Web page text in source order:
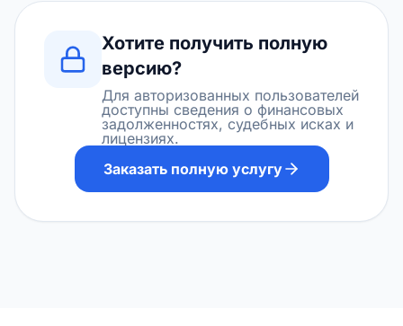
Хотите получить полную
версию?
Для авторизованных пользователей
доступны сведения о финансовых
задолженностях, судебных исках и
лицензиях.
Заказать полную услугу